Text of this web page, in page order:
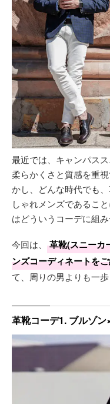
最近では、キャンパス
柔らかくさと質感を重
かし、どんな時代でも
しゃれメンズであるこ
はどういうコーデに組
今回は、
革靴(スニーカ
ンズコーディネートを
て、周りの男よりも一歩
革靴コーデ1. ブルゾ